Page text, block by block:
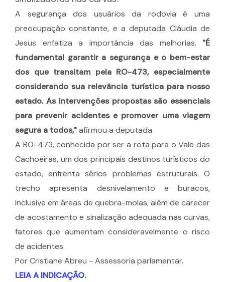
A segurança dos usuários da rodovia é uma
preocupação constante, e a deputada Cláudia de
Jesus enfatiza a importância das melhorias. "É
fundamental garantir a segurança e o bem-estar
dos que transitam pela RO-473, especialmente
considerando sua relevância turística para nosso
estado. As intervenções propostas são essenciais
para prevenir acidentes e promover uma viagem
segura a todos,"afirmou a deputada.
A RO-473, conhecida por ser a rota para o Vale das
Cachoeiras, um dos principais destinos turísticos do
estado, enfrenta sérios problemas estruturais. O
trecho apresenta desnivelamento e buracos,
inclusive em áreas de quebra-molas, além de carecer
de acostamento e sinalização adequada nas curvas,
fatores que aumentam consideravelmente o risco
de acidentes.
Por Cristiane Abreu - Assessoria parlamentar.
LEIA A INDICAÇÃO.